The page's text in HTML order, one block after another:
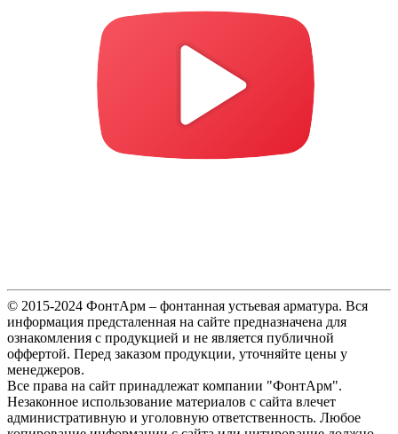
© 2015-2024 ФонтАрм – фонтанная устьевая арматура. Вся
информация предсталенная на сайте предназначена для
ознакомления с продукцией и не является публичной
оффертой. Перед заказом продукции, уточняйте цены у
менеджеров.
Все права на сайт принадлежат компании "ФонтАрм".
Незаконное использование материалов с сайта влечет
административную и уголовную ответственность. Любое